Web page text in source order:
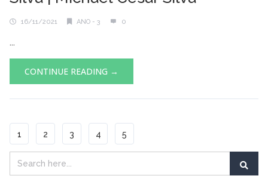
16/11/2021 ANO - 3 0
...
CONTINUE READING →
1 2 3 4 5